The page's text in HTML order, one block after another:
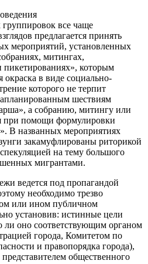
группировок все чаще
предлагается принять
мероприятий, установленных
митингах,
пикетированиях», которым
окраска в виде социально-
которого не терпит
шествиям
а собранию, митингу или
при помощи формулировки
В названных мероприятиях
закамуфлированы риторикой
на тему большого
мигрантами.
ведется под пропагандой
необходимо трезво
или ином публичном
установив: истинные цели
ли оно соответствующим органом
города, Комитетом по
и правопорядка города),
представителем общественного